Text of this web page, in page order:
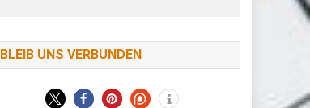
BLEIB UNS VERBUNDEN